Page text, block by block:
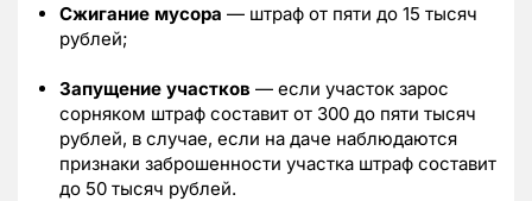
Сжигание мусора — штраф от пяти до 15 тысяч
рублей;
Запущение участков — если участок зарос
сорняком штраф составит от 300 до пяти тысяч
рублей, в случае, если на даче наблюдаются
признаки заброшенности участка штраф составит
до 50 тысяч рублей.